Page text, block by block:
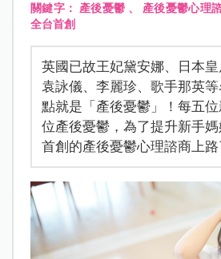
關鍵字： 產後憂鬱 、 產後憂鬱心理
全台首創
英國已故王妃黛安娜、日本
袁詠儀、李麗珍、歌手那英
點就是「產後憂鬱」！每五
位產後憂鬱，為了提升新手
首創的產後憂鬱心理諮商上路